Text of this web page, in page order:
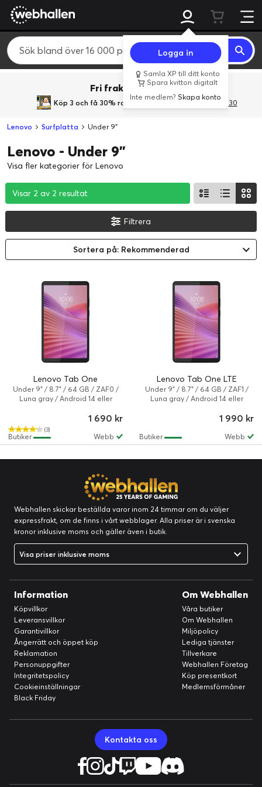
Logga in
Samla XP till ditt konto
Spara kvitton digitalt
Inte medlem?Skapa konto
Fri frakt över 800 kr.
Köp 3 och få 30% rabatt med rabattkoden 3Gives30
Lenovo Surfplatta Under 9"
Lenovo - Under 9"
Visa fler kategorier för Lenovo
Visar 2 av 2 resultat
Visar 2 av 2 resultat
Visar 2 av 2 resultat
Filtrera
Sortera på: Rekommenderad
Lenovo Tab One
Under 9" / 8.7" / 64 GB / ZAF0 /
Luna gray / Android 14 eller
(3)
1 690 kr
Webb
Butiker
Lenovo Tab One LTE
Under 9" / 8.7" / 64 GB / ZAF1 /
Luna gray / Android 14 eller
1 990 kr
Webb
Butiker
Webhallen skickar beställda varor inom 24 timmar om du väljer
expressfrakt, om de finns i vårt webblager. Alla priser är i svenska
kronor inklusive moms och gäller även i butik.
Visa priser inklusive moms
Information
Köpvillkor
Leveransvillkor
Garantivillkor
Ångerrätt och öppet köp
Reklamation
Personuppgifter
Integritetspolicy
Cookieinställningar
Black Friday
Om Webhallen
Våra butiker
Om Webhallen
Miljöpolicy
Lediga tjänster
Tillverkare
Webhallen Företag
Köp presentkort
Medlemsförmåner
Kontakta oss